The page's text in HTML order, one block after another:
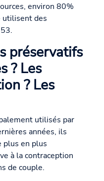
environ 80%
utilisent des
préservatifs
? Les
? Les
utilisés par
années, ils
plus en plus
à la contraception
de couple.